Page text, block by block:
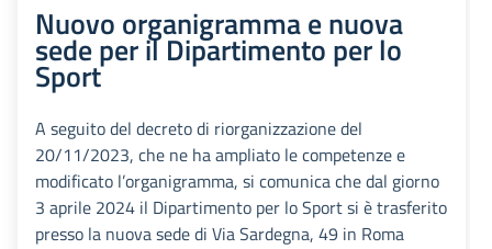
Nuovo organigramma e nuova
sede per il Dipartimento per lo
Sport
A seguito del decreto di riorganizzazione del
20/11/2023, che ne ha ampliato le competenze e
modificato l’organigramma, si comunica che dal giorno
3 aprile 2024 il Dipartimento per lo Sport si è trasferito
presso la nuova sede di Via Sardegna, 49 in Roma